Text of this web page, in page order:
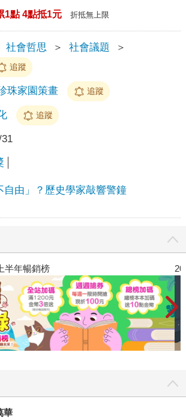
1點 4點抵1元 折抵無上限
社會哲思 ＞ 社會議題
＞
追蹤
珠家園策畫 追蹤
追蹤
自由」？歷史學家敲響警鐘
半年暢銷榜
華